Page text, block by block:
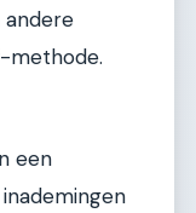
andere
methode.
een